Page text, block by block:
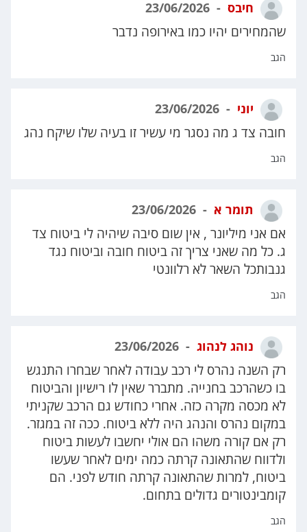
חיבס
שהמחירים יהיו כמו באירופה נדבר
הגב
יוני
חובה צד ג מה נסגר מי עשיר זו בעיה שלו שיקח נהג
הגב
תומר א
אם אני מיליונר , אין שום סיבה שיהיה לי ביטוח צד
ג. כל מה שאני צריך זה ביטוח חובה וביטוח נגד
גנבותכל השאר לא רלוונטי
הגב
נוהג לנהוג
רק השנה נהרס לי רכב עבודה לאחר שבחרו התנגש
בו כשהרכב בחנייה. מתברר שאין לו רישיון והביטוח
לא מכסה מקרה כזה. אחרי כחודש גם הרכב שקניתי
במקום נהרס והנהג היה ללא ביטוח. ככה זה במגזר.
רק אם קורה משהו הם אולי יחשבו לעשות ביטוח
ולדווח שהתאונה קרתה כמה ימים לאחר שעשו
ביטוח, למרות שהתאונה קרתה חודש לפני. הם
קומבינטורים גדולים בתחום.
הגב